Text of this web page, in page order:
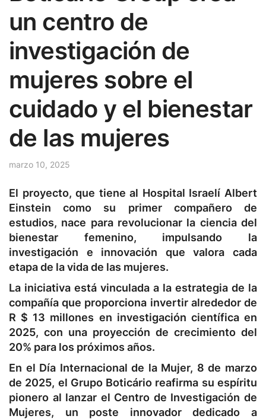
un centro de
investigación de
mujeres sobre el
cuidado y el bienestar
de las mujeres
marzo 10, 2025
El proyecto, que tiene al Hospital Israelí Albert
Einstein como su primer compañero de
estudios, nace para revolucionar la ciencia del
bienestar femenino, impulsando la
investigación e innovación que valora cada
etapa de la vida de las mujeres.
La iniciativa está vinculada a la estrategia de la
compañía que proporciona invertir alrededor de
R $ 13 millones en investigación científica en
2025, con una proyección de crecimiento del
20% para los próximos años.
En el Día Internacional de la Mujer, 8 de marzo
de 2025, el Grupo Boticário reafirma su espíritu
pionero al lanzar el Centro de Investigación de
Mujeres, un poste innovador dedicado a